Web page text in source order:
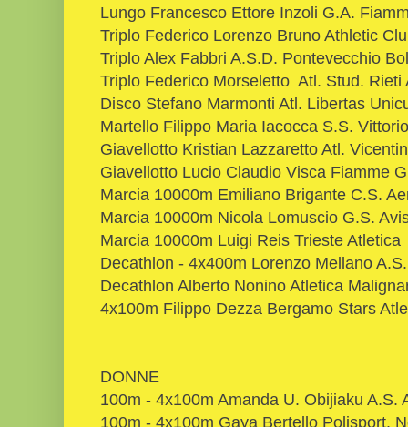
Lungo Francesco Ettore Inzoli G.A.
Triplo Federico Lorenzo Bruno Athletic
Triplo Alex Fabbri A.S.D. Pontevecchio
Triplo Federico Morseletto Atl. Stud. Rieti
Disco Stefano Marmonti Atl. Libertas
Martello Filippo Maria Iacocca S.S.
Giavellotto Kristian Lazzaretto Atl.
Giavellotto Lucio Claudio Visca Fiamme
Marcia 10000m Emiliano Brigante C.S.
Marcia 10000m Nicola Lomuscio G.S.
Marcia 10000m Luigi Reis Trieste Atletica
Decathlon - 4x400m Lorenzo Mellano
Decathlon Alberto Nonino Atletica
4x100m Filippo Dezza Bergamo Stars
DONNE
100m - 4x100m Amanda U. Obijiaku A.S.
100m - 4x100m Gaya Bertello Polisport.